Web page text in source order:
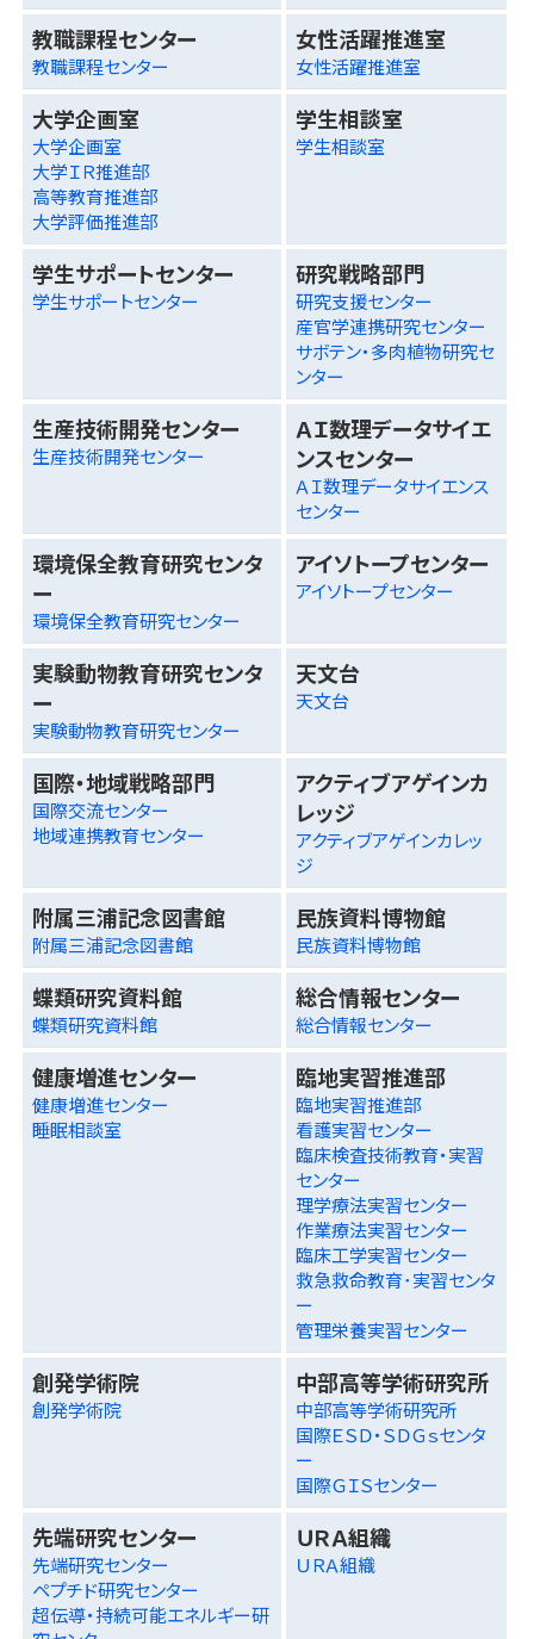
教職課程センター
教職課程センター
女性活躍推進室
女性活躍推進室
大学企画室
大学企画室
大学ＩＲ推進部
高等教育推進部
大学評価推進部
学生相談室
学生相談室
学生サポートセンター
学生サポートセンター
研究戦略部門
研究支援センター
産官学連携研究センター
サボテン・多肉植物研究セ
ンター
生産技術開発センター
生産技術開発センター
ＡＩ数理データサイエ
ンスセンター
ＡＩ数理データサイエンス
センター
環境保全教育研究センタ
ー
環境保全教育研究センター
アイソトープセンター
アイソトープセンター
実験動物教育研究センタ
ー
実験動物教育研究センター
天文台
天文台
国際・地域戦略部門
国際交流センター
地域連携教育センター
アクティブアゲインカ
レッジ
アクティブアゲインカレッ
ジ
附属三浦記念図書館
附属三浦記念図書館
民族資料博物館
民族資料博物館
蝶類研究資料館
蝶類研究資料館
総合情報センター
総合情報センター
健康増進センター
健康増進センター
睡眠相談室
臨地実習推進部
臨地実習推進部
看護実習センター
臨床検査技術教育・実習
センター
理学療法実習センター
作業療法実習センター
臨床工学実習センター
救急救命教育･実習センタ
ー
管理栄養実習センター
創発学術院
創発学術院
中部高等学術研究所
中部高等学術研究所
国際ＥＳＤ・ＳＤＧｓセンタ
ー
国際ＧＩＳセンター
先端研究センター
先端研究センター
ペプチド研究センター
超伝導・持続可能エネルギー研
ＵＲＡ組織
ＵＲＡ組織